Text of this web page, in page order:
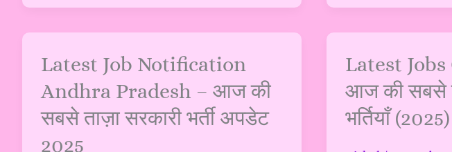
अपडेट)
Latest Job Notification
Andhra Pradesh – आज की
सबसे ताज़ा सरकारी भर्ती अपडेट
2025
Latest
Notification
Andhra
Latest
आज की सबसे
भर्तियाँ (2025)
Latest
Government
–